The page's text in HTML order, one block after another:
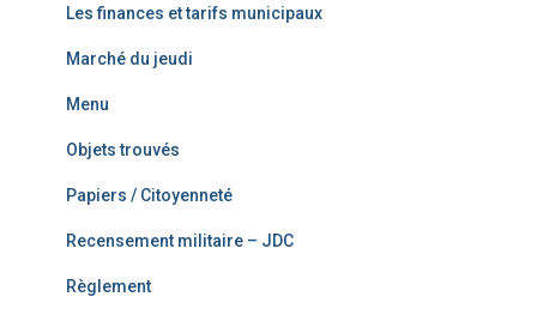
Les finances et tarifs municipaux
Marché du jeudi
Menu
Objets trouvés
Papiers / Citoyenneté
Recensement militaire – JDC
Règlement